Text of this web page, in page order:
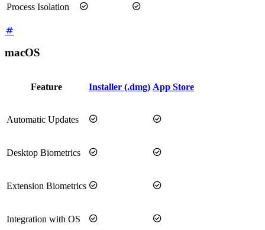
Process Isolation  
macOS
Feature Installer (.dmg) App Store
Automatic Updates  
Desktop Biometrics  
Extension Biometrics  
Integration with OS  